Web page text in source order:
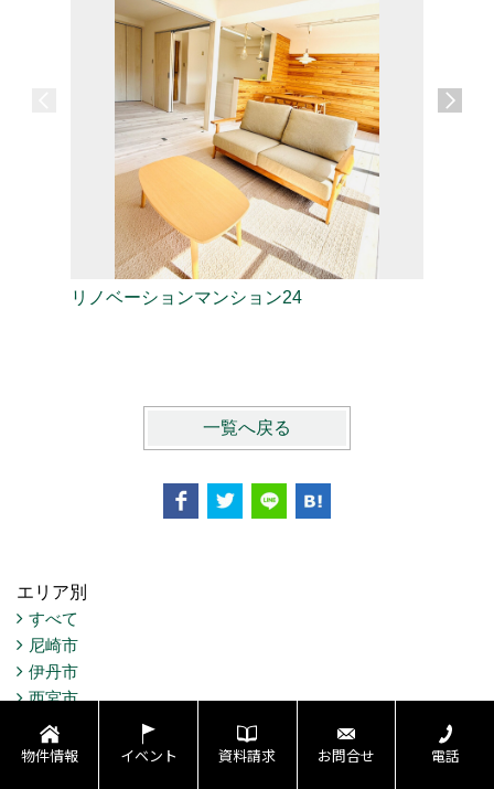
リノベーションマンション24
一覧へ戻る
エリア別
すべて
尼崎市
伊丹市
西宮市
宝塚市
川西市
物件情報 イベント 資料請求 お問合せ 電話